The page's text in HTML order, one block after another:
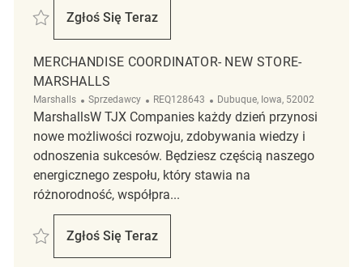
Zapisać New Store - Associate- Marshalls REQ140553
Zgłoś Się Teraz
New Store - Associate- Marshalls
MERCHANDISE COORDINATOR- NEW STORE-
MARSHALLS
Marshalls Kategoria
Sprzedawcy ReqId
REQ128643 Lokalizacja
Dubuque, Iowa, 52002
MarshallsW TJX Companies każdy dzień przynosi
nowe możliwości rozwoju, zdobywania wiedzy i
odnoszenia sukcesów. Będziesz częścią naszego
energicznego zespołu, który stawia na
różnorodność, współpra...
Zapisać Merchandise Coordinator- New Store- Marshalls REQ128643
Zgłoś Się Teraz
Merchandise Coordinator- New Store-